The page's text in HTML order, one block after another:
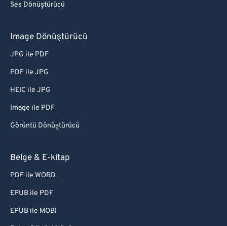
Ses Dönüştürücü
Image Dönüştürücü
JPG ile PDF
PDF ile JPG
HEIC ile JPG
Image ile PDF
Görüntü Dönüştürücü
Belge & E-kitap
PDF ile WORD
EPUB ile PDF
EPUB ile MOBI